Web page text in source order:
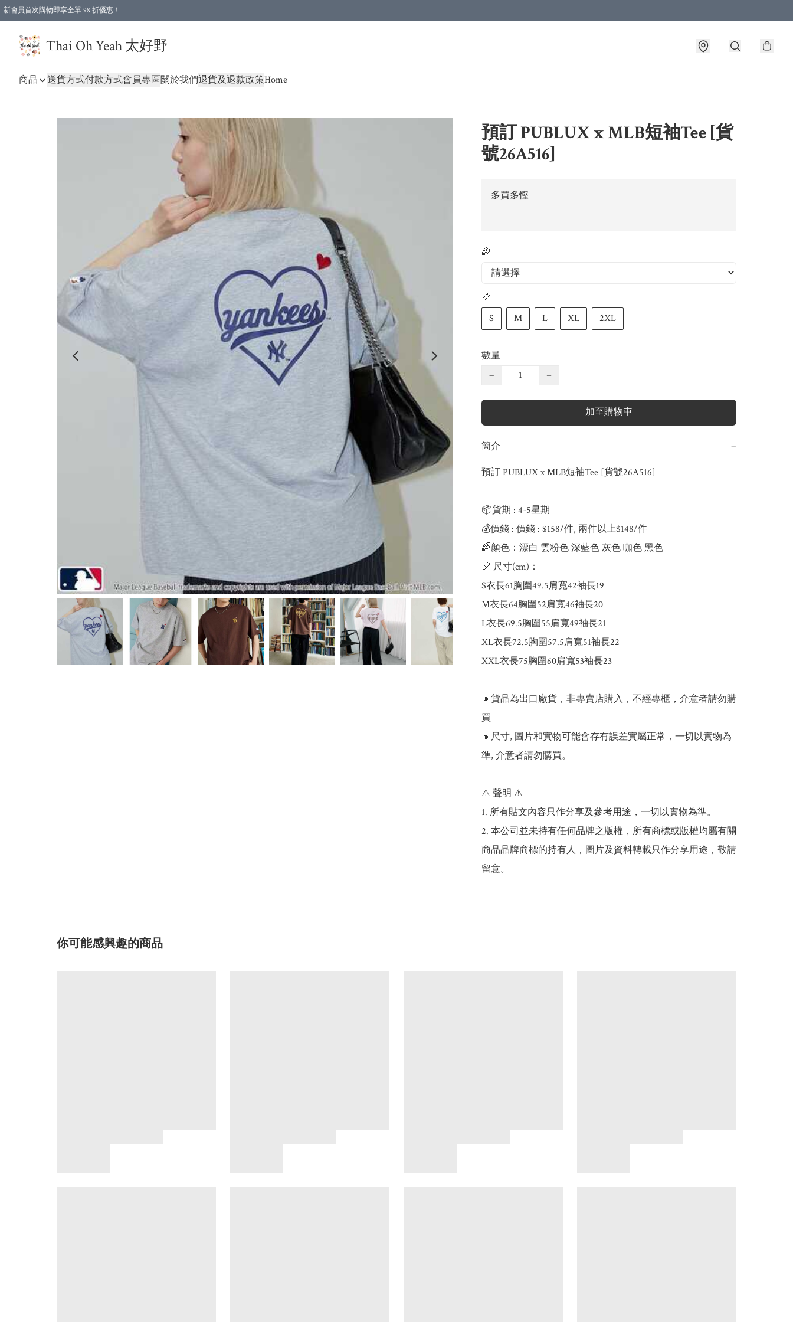
新會員首次購物即享全單 98 折優惠！
Thai Oh Yeah 太好野
商品 送貨方式付款方式會員專區關於我們退貨及退款政策Home
預訂 PUBLUX x MLB短袖Tee [貨
號26A516]
多買多慳
🌈
📏
S
M L XL 2XL
數量
−
+
加至購物車
簡介 −
預訂 PUBLUX x MLB短袖Tee [貨號26A516]
📦貨期 : 4-5星期
💰價錢 : 價錢 : $158/件, 兩件以上$148/件
🌈顏色：漂白 雲粉色 深藍色 灰色 咖色 黑色
📏 尺寸(cm)：
S衣長61胸圍49.5肩寬42袖長19
M衣長64胸圍52肩寬46袖長20
L衣長69.5胸圍55肩寬49袖長21
XL衣長72.5胸圍57.5肩寬51袖長22
XXL衣長75胸圍60肩寬53袖長23
🔸貨品為出口廠貨，非專賣店購入，不經專櫃，介意者請勿購
買
🔸尺寸, 圖片和實物可能會存有誤差實屬正常，一切以實物為
準, 介意者請勿購買。
⚠️ 聲明 ⚠️
1. 所有貼文內容只作分享及參考用途，一切以實物為準。
2. 本公司並未持有任何品牌之版權，所有商標或版權均屬有關
商品品牌商標的持有人，圖片及資料轉載只作分享用途，敬請
你可能感興趣的商品